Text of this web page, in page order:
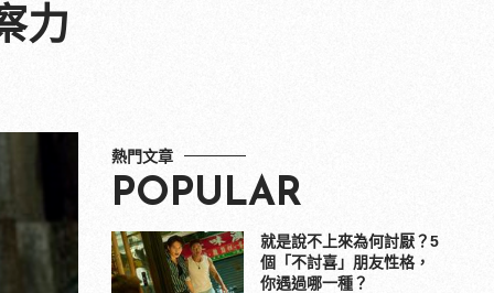
力
熱門文章
POPULAR
就是說不上來為何討厭？5
個「不討喜」朋友性格，
你遇過哪一種？